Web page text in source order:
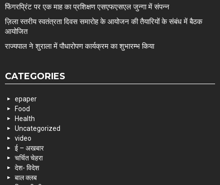
फिंगरप्रिंट पर एक माह का प्रशिक्षण एसएफएसएल जुन्गा में संपन्न
ज़िला स्तरीय स्वतंत्रता दिवस समारोह के आयोजन की तैयारियों के संबंध में बैठक
आयोजित
राज्यपाल ने शुराला में पौधारोपण कार्यक्रम का शुभारम्भ किया
CATEGORIES
epaper
Food
Health
Uncategorized
video
ई – अखबार
चर्चित चेहरा
देश- विदेश
बाल क्लब